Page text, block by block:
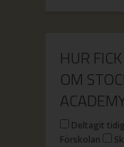
HUR
OM
Deltagit
Förskolan